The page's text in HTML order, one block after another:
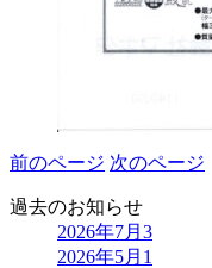
前のページ 次のページ
過去のお知らせ
2026年7月 3
2026年5月 1